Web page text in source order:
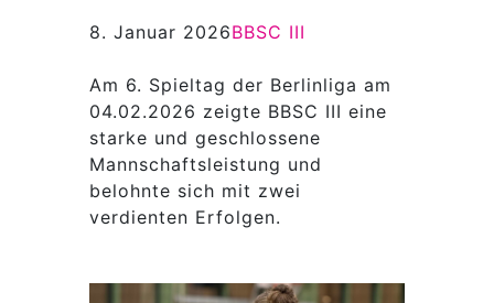
8. Januar 2026BBSC III
Am 6. Spieltag der Berlinliga am
04.02.2026 zeigte BBSC III eine
starke und geschlossene
Mannschaftsleistung und
belohnte sich mit zwei
verdienten Erfolgen.